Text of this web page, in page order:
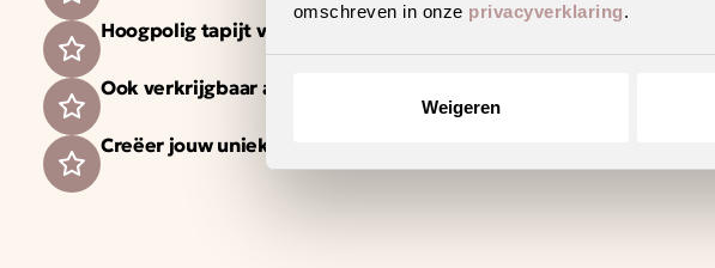
omschreven in onze privacyverklaring.
Weigeren
Hoogpolig tapijt voor een warm en sfeervol interieur
Ook verkrijgbaar als complete traprenovatie in hetzelfde decor
Creëer jouw unieke woonstijl met dit trendy decor en/of patroon